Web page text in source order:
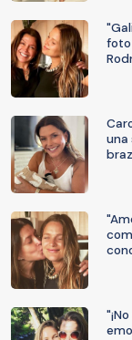
foto
una